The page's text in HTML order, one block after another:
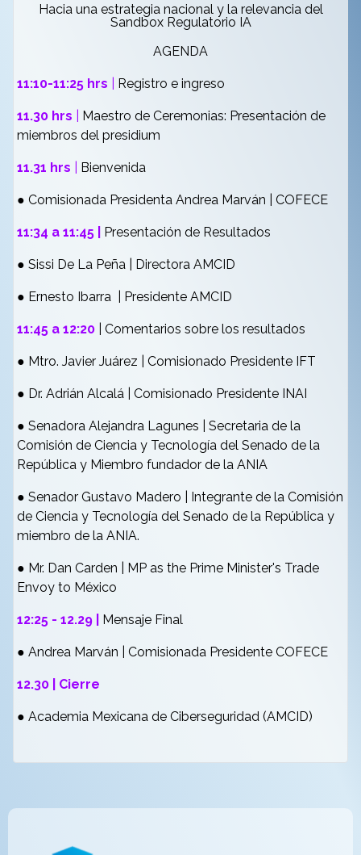
Hacia una estrategia nacional y la relevancia del
Sandbox Regulatorio IA
AGENDA
11:10-11:25 hrs Registro e ingreso
11.30 hrs
Maestro de Ceremonias: Presentación de
miembros del presidium
11.31 hrs Bienvenida
● Comisionada Presidenta Andrea Marván | COFECE
11:34 a 11:45 | Presentación de Resultados
● Sissi De La Peña | Directora AMCID
● Ernesto Ibarra | Presidente AMCID
11:45 a 12:20 | Comentarios sobre los resultados
● Mtro. Javier Juárez | Comisionado Presidente IFT
● Dr. Adrián Alcalá | Comisionado Presidente INAI
● Senadora Alejandra Lagunes | Secretaria de la
Comisión de Ciencia y Tecnología del Senado de la
República y Miembro fundador de la ANIA
● Senador Gustavo Madero | Integrante de la Comisión
de Ciencia y Tecnología del Senado de la República y
miembro de la ANIA.
● Mr. Dan Carden | MP as the Prime Minister's Trade
Envoy to México
12:25 - 12.29 | Mensaje Final
● Andrea Marván | Comisionada Presidente COFECE
12.30 | Cierre
● Academia Mexicana de Ciberseguridad (AMCID)